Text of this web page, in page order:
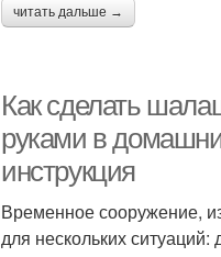
читать дальше →
Как сделать
руками в
инструкция
Временное сооружение,
для нескольких